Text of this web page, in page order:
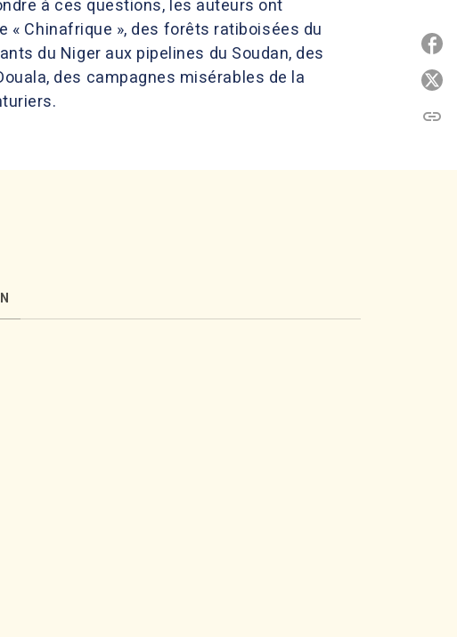
à ces questions, les auteurs ont
Chinafrique », des forêts ratiboisées du
du Niger aux pipelines du Soudan, des
des campagnes misérables de la
link